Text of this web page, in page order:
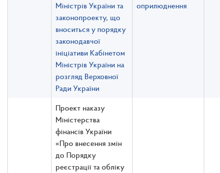
Міністрів України та
законопроекту, що
вноситься у порядку
законодавчої
ініціативи Кабінетом
Міністрів України на
розгляд Верховної
Ради України
оприлюднення
Проект наказу
Міністерства
фінансів України
«Про внесення змін
до Порядку
реєстрації та обліку